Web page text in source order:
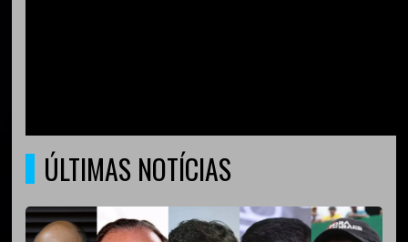
ÚLTIMAS NOTÍCIAS